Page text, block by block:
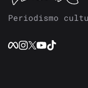
Periodismo